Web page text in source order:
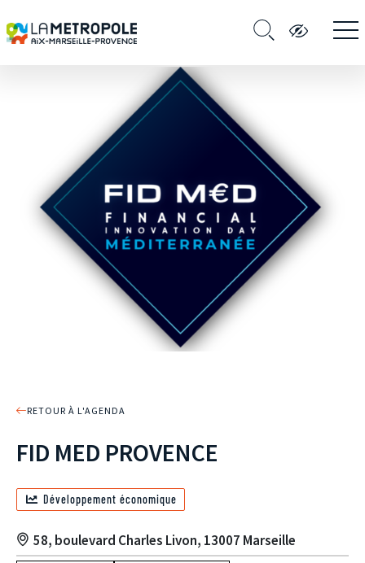
RETOUR À L'AGENDA
FID MED PROVENCE
Développement économique
58, boulevard Charles Livon, 13007 Marseille